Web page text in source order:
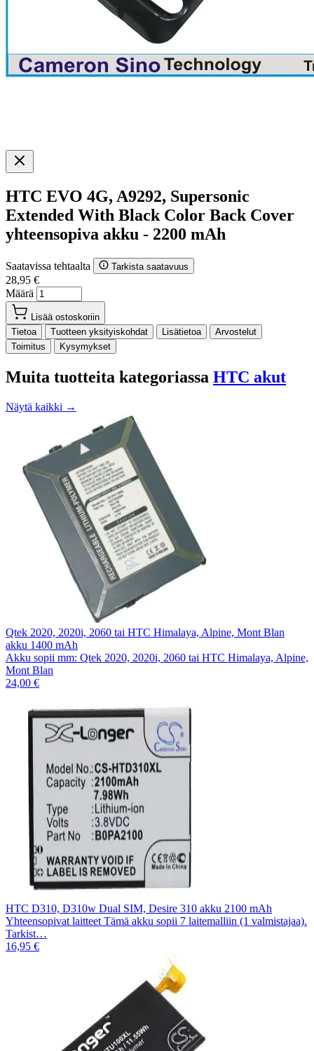
HTC EVO 4G, A9292, Supersonic
Extended With Black Color Back Cover
yhteensopiva akku - 2200 mAh
Saatavissa tehtaalta Tarkista saatavuus
28,95 €
Määrä
Lisää ostoskoriin
Tietoa
Tuotteen yksityiskohdat Lisätietoa
Arvostelut
Toimitus
Kysymykset
Muita tuotteita kategoriassa HTC akut
Näytä kaikki →
Qtek 2020, 2020i, 2060 tai HTC Himalaya, Alpine, Mont Blan
akku 1400 mAh
Akku sopii mm: Qtek 2020, 2020i, 2060 tai HTC Himalaya, Alpine,
Mont Blan
24,00 €
HTC D310, D310w Dual SIM, Desire 310 akku 2100 mAh
Yhteensopivat laitteet Tämä akku sopii 7 laitemalliin (1 valmistajaa).
Tarkist…
16,95 €